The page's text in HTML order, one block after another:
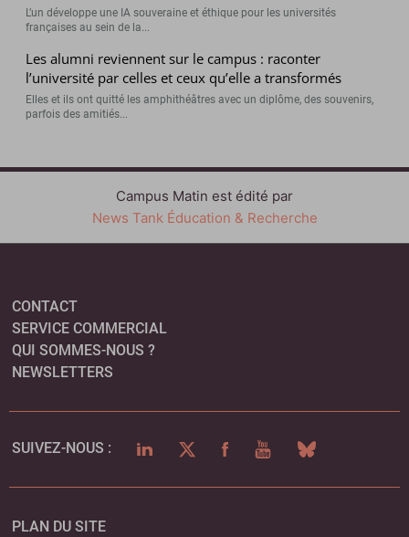
L’un développe une IA souveraine et éthique pour les universités
françaises au sein de la...
Les alumni reviennent sur le campus : raconter
l’université par celles et ceux qu’elle a transformés
Elles et ils ont quitté les amphithéâtres avec un diplôme, des souvenirs,
parfois des amitiés...
Campus Matin est édité par
News Tank Éducation & Recherche
CONTACT
SERVICE COMMERCIAL
QUI SOMMES-NOUS ?
NEWSLETTERS
SUIVEZ-NOUS : LINKEDINTWITTERFACEBOOKYOUTUBEBLUESKY
PLAN DU SITE